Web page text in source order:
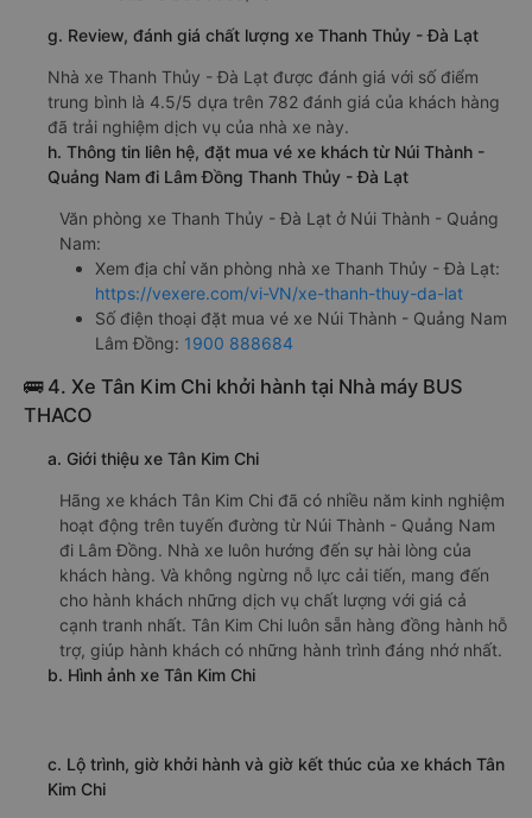
limousine 500000đ/vé
g. Review, đánh giá chất lượng xe Thanh Thủy - Đà Lạt
Nhà xe Thanh Thủy - Đà Lạt được đánh giá với số điểm
trung bình là 4.5/5 dựa trên 782 đánh giá của khách hàng
đã trải nghiệm dịch vụ của nhà xe này.
h. Thông tin liên hệ, đặt mua vé xe khách từ Núi Thành -
Quảng Nam đi Lâm Đồng Thanh Thủy - Đà Lạt
Văn phòng xe Thanh Thủy - Đà Lạt ở Núi Thành - Quảng
Nam:
Xem địa chỉ văn phòng nhà xe Thanh Thủy - Đà Lạt:
https://vexere.com/vi-VN/xe-thanh-thuy-da-lat
Số điện thoại đặt mua vé xe Núi Thành - Quảng Nam
🚌 4. Xe Tân Kim Chi khởi hành tại Nhà máy BUS
THACO
a. Giới thiệu xe Tân Kim Chi
Hãng xe khách Tân Kim Chi đã có nhiều năm kinh nghiệm
hoạt động trên tuyến đường từ Núi Thành - Quảng Nam
đi Lâm Đồng. Nhà xe luôn hướng đến sự hài lòng của
khách hàng. Và không ngừng nỗ lực cải tiến, mang đến
cho hành khách những dịch vụ chất lượng với giá cả
b. Hình ảnh xe Tân Kim Chi